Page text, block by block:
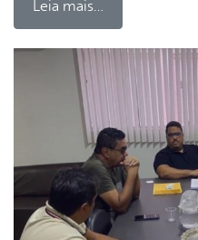
Leia mais…